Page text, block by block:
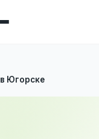
Югорске